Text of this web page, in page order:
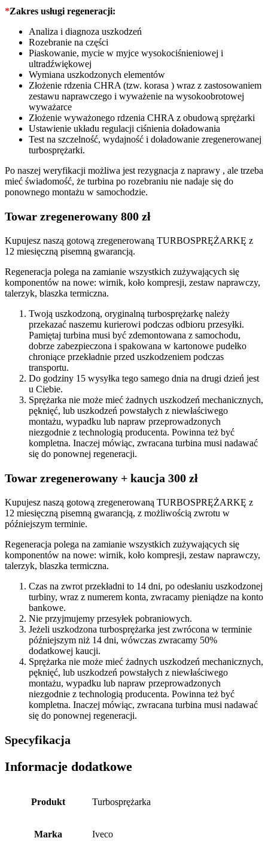
*Zakres usługi regeneracji:
Analiza i diagnoza uszkodzeń
Rozebranie na części
Piaskowanie, mycie w myjce wysokociśnieniowej i
ultradźwiękowej
Wymiana uszkodzonych elementów
Złożenie rdzenia CHRA (tzw. korasa ) wraz z zastosowaniem
zestawu naprawczego i wyważenie na wysokoobrotowej
wyważarce
Złożenie wyważonego rdzenia CHRA z obudową sprężarki
Ustawienie układu regulacji ciśnienia doładowania
Test na szczelność, wydajność i doładowanie zregenerowanej
turbosprężarki.
Po naszej weryfikacji możliwa jest rezygnacja z naprawy , ale trzeba
mieć świadomość, że turbina po rozebraniu nie nadaje się do
ponownego montażu w samochodzie.
Towar zregenerowany 800 zł
Kupujesz naszą gotową zregenerowaną TURBOSPRĘŻARKĘ z
12 miesięczną pisemną gwarancją.
Regeneracja polega na zamianie wszystkich zużywających się
komponentów na nowe: wirnik, koło kompresji, zestaw naprawczy,
talerzyk, blaszka termiczna.
Twoją uszkodzoną, oryginalną turbosprężarkę należy
przekazać naszemu kurierowi podczas odbioru przesyłki.
Pamiętaj turbina musi być zdemontowana z samochodu,
dobrze zabezpieczona i spakowana w kartonowe pudełko
chroniące przekładnie przed uszkodzeniem podczas
transportu.
Do godziny 15 wysyłka tego samego dnia na drugi dzień jest
u Ciebie.
Sprężarka nie może mieć żadnych uszkodzeń mechanicznych,
pęknięć, lub uszkodzeń powstałych z niewłaściwego
montażu, wypadku lub napraw przeprowadzonych
niezgodnie z technologią producenta. Powinna też być
kompletna. Inaczej mówiąc, zwracana turbina musi nadawać
się do ponownej regeneracji.
Towar zregenerowany + kaucja 300 zł
Kupujesz naszą gotową zregenerowaną TURBOSPRĘŻARKĘ z
12 miesięczną pisemną gwarancją, z możliwością zwrotu w
późniejszym terminie.
Regeneracja polega na zamianie wszystkich zużywających się
komponentów na nowe: wirnik, koło kompresji, zestaw naprawczy,
talerzyk, blaszka termiczna.
Czas na zwrot przekładni to 14 dni, po odesłaniu uszkodzonej
turbiny, wraz z numerem konta, zwracamy pieniądze na konto
bankowe.
Nie przyjmujemy przesyłek pobraniowych.
Jeżeli uszkodzona turbosprężarka jest zwrócona w terminie
późniejszym niż 14 dni, wówczas zwracamy 50%
dodatkowej kaucji.
Sprężarka nie może mieć żadnych uszkodzeń mechanicznych,
pęknięć, lub uszkodzeń powstałych z niewłaściwego
montażu, wypadku lub napraw przeprowadzonych
niezgodnie z technologią producenta. Powinna też być
kompletna. Inaczej mówiąc, zwracana turbina musi nadawać
się do ponownej regeneracji.
Specyfikacja
Informacje dodatkowe
Produkt Turbosprężarka
Marka Iveco